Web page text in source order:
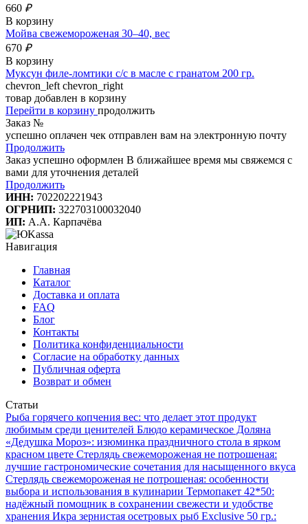
660 ₽
В корзину
Мойва свежемороженая 30–40, вес
670 ₽
В корзину
Муксун филе-ломтики с/с в масле с гранатом 200 гр.
chevron_left chevron_right
товар добавлен в корзину
Перейти в корзину продолжить
Заказ №
успешно оплачен чек отправлен вам на электронную почту
Продолжить
Заказ успешно оформлен В ближайшее время мы свяжемся с
вами для уточнения деталей
Продолжить
ИНН: 702202221943
ОГРНИП: 322703100032040
ИП: А.А. Карпачёва
Навигация
Главная
Каталог
Доставка и оплата
FAQ
Блог
Контакты
Политика конфиденциальности
Согласие на обработку данных
Публичная оферта
Возврат и обмен
Статьи
Рыба горячего копчения вес: что делает этот продукт
любимым среди ценителей Блюдо керамическое Доляна
«Дедушка Мороз»: изюминка праздничного стола в ярком
красном цвете Стерлядь свежемороженая не потрошеная:
лучшие гастрономические сочетания для насыщенного вкуса
Стерлядь свежемороженая не потрошеная: особенности
выбора и использования в кулинарии Термопакет 42*50:
надёжный помощник в сохранении свежести и удобстве
хранения Икра зернистая осетровых рыб Exclusive 50 гр.: